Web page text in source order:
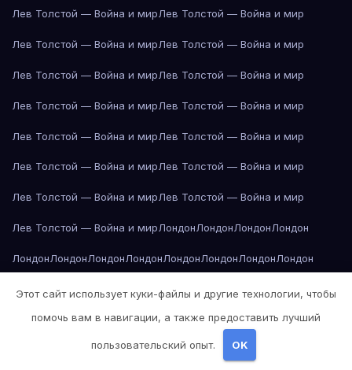
Лев Толстой — Война и мирЛев Толстой — Война и мир
Лев Толстой — Война и мирЛев Толстой — Война и мир
Лев Толстой — Война и мирЛев Толстой — Война и мир
Лев Толстой — Война и мирЛев Толстой — Война и мир
Лев Толстой — Война и мирЛев Толстой — Война и мир
Лев Толстой — Война и мирЛев Толстой — Война и мир
Лев Толстой — Война и мирЛев Толстой — Война и мир
Лев Толстой — Война и мирЛондонЛондонЛондонЛондон
ЛондонЛондонЛондонЛондонЛондонЛондонЛондонЛондон
Лондон Лондон Лос-Анджелес Лос-Анджелес
Лос-АнджелесЛос-АнджелесЛос-АнджелесЛос-Анджелес
Лос-АнджелесЛос-АнджелесЛос-Анджелес
Этот сайт использует куки-файлы и другие технологии, чтобы
помочь вам в навигации, а также предоставить лучший
пользовательский опыт. OK